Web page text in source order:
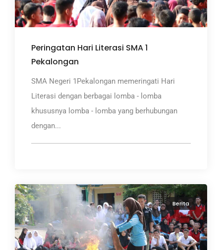
Peringatan Hari Literasi SMA 1
Pekalongan
SMA Negeri 1Pekalongan memeringati Hari
Literasi dengan berbagai lomba - lomba
khususnya lomba - lomba yang berhubungan
dengan...
Berita